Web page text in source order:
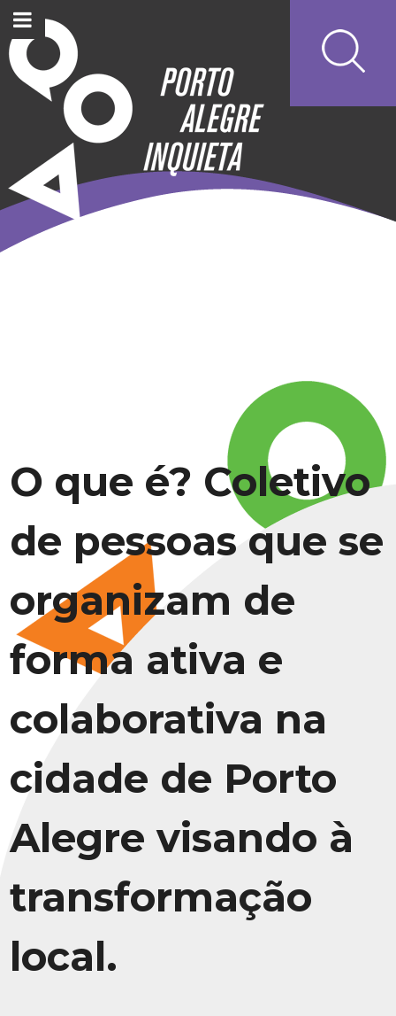
O que é? Coletivo
de pessoas que se
organizam de
forma ativa e
colaborativa na
cidade de Porto
Alegre visando à
transformação
local.